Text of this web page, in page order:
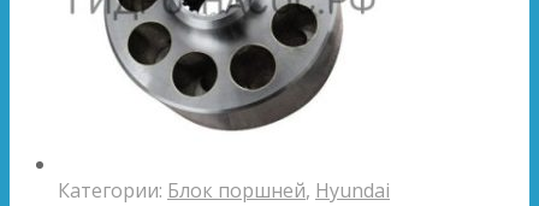
Категории: Блок поршней, Hyundai